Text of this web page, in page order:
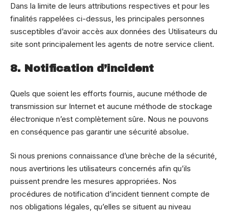
Dans la limite de leurs attributions respectives et pour les
finalités rappelées ci-dessus, les principales personnes
susceptibles d’avoir accès aux données des Utilisateurs du
site sont principalement les agents de notre service client.
8. Notification d’incident
Quels que soient les efforts fournis, aucune méthode de
transmission sur Internet et aucune méthode de stockage
électronique n’est complètement sûre. Nous ne pouvons
en conséquence pas garantir une sécurité absolue.
Si nous prenions connaissance d’une brèche de la sécurité,
nous avertirions les utilisateurs concernés afin qu’ils
puissent prendre les mesures appropriées. Nos
procédures de notification d’incident tiennent compte de
nos obligations légales, qu’elles se situent au niveau